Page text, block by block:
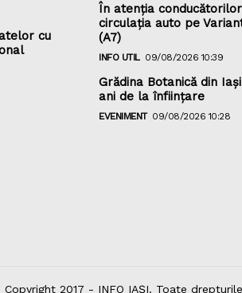
cu
În atenția
circulația auto pe
(A7)
INFO UTIL 09/08/2026 10:39
Grădina Botanică din
ani de la înfiinţare
EVENIMENT 09/08/2026 10:28
2017 - INFO IAȘI. Toate